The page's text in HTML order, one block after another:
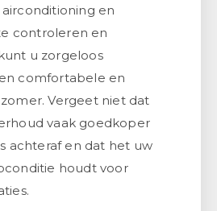
en
controleren en
u zorgeloos
comfortabele en
Vergeet niet dat
vaak goedkoper
achteraf en dat het uw
houdt voor